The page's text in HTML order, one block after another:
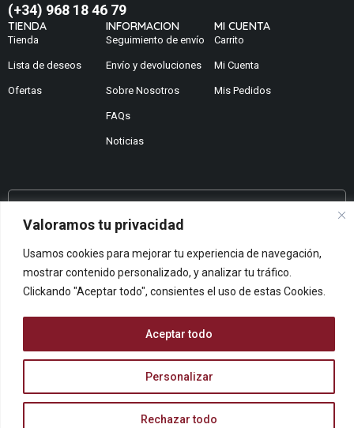
Valoramos tu privacidad
Usamos cookies para mejorar tu experiencia de navegación,
mostrar contenido personalizado, y analizar tu tráfico.
Clickando "Aceptar todo", consientes el uso de estas Cookies.
Personalizar
Rechazar todo
Aceptar todo
(+34) 968 18 46 79
TIENDA
Tienda
Lista de deseos
Ofertas
INFORMACION
Seguimiento de envío
Envío y devoluciones
Sobre Nosotros
FAQs
Noticias
MI CUENTA
Carrito
Mi Cuenta
Mis Pedidos
¿No encuentras lo que buscas?
¿Te podemos ayudar?
Centro De Ayuda
Queremos saber tu opinión
© ARCOPAPEL 2006 S.L. | Todos los derechos reservados